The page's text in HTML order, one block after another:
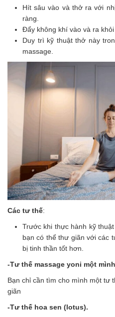
Hít sâu vào và thở ra với
ràng.
Đẩy không khí vào và ra khỏi
Duy trì kỹ thuật thở này
massage.
Các tư thế:
Trước khi thực hành kỹ
bạn có thể thư giãn với các
bị tinh thần tốt hơn.
-Tư thế massage yoni một mình
Bạn chỉ cần tìm cho mình một tư
giãn
-Tư thế hoa sen (lotus).